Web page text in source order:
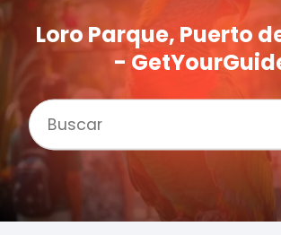
Loro Parque, Puerto
-